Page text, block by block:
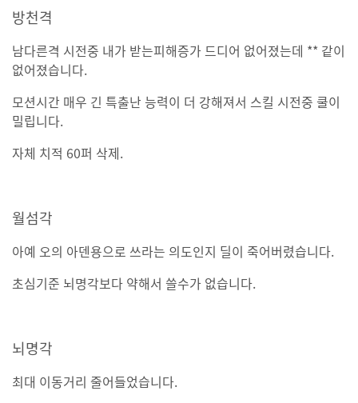
방천격
남다른격 시전중 내가 받는피해증가 드디어 없어졌는데 ** 같이
없어졌습니다.
모션시간 매우 긴 특출난 능력이 더 강해져서 스킬 시전중 쿨이
밀립니다.
자체 치적 60퍼 삭제.
월섬각
아예 오의 아덴용으로 쓰라는 의도인지 딜이 죽어버렸습니다.
초심기준 뇌명각보다 약해서 쓸수가 없습니다.
뇌명각
최대 이동거리 줄어들었습니다.